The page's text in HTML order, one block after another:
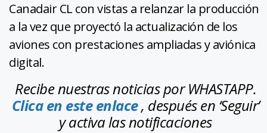
Canadair CL con vistas a relanzar la producción
a la vez que proyectó la actualización de los
aviones con prestaciones ampliadas y aviónica
digital.
Recibe nuestras noticias por WHASTAPP.
Clica en este enlace, después en ‘Seguir’
y activa las notificaciones